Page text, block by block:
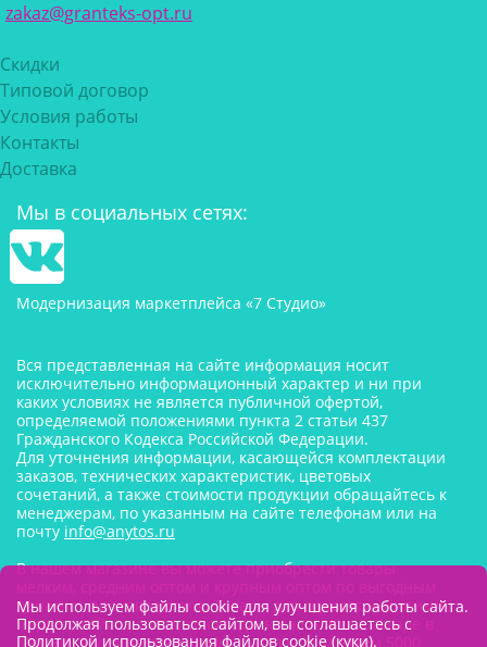
zakaz@granteks-opt.ru
Скидки
Типовой договор
Условия работы
Контакты
Доставка
Мы в социальных сетях:
Модернизация маркетплейса «7 Студио»
Вся представленная на сайте информация носит
исключительно информационный характер и ни при
каких условиях не является публичной офертой,
определяемой положениями пункта 2 статьи 437
Гражданского Кодекса Российской Федерации.
Для уточнения информации, касающейся комплектации
заказов, технических характеристик, цветовых
сочетаний, а также стоимости продукции обращайтесь к
менеджерам, по указанным на сайте телефонам или на
почту info@anytos.ru
В нашем магазине вы можете приобрести товары
ценам от производителя. Товары для одностраничников,
маркетплейсов оптом со склада, в наличии на складе в
Москве. Минимальная сумма заказа составляем 5000
Мы используем файлы cookie для улучшения работы сайта.
Продолжая пользоваться сайтом, вы соглашаетесь с
Политикой использования файлов cookie (куки).